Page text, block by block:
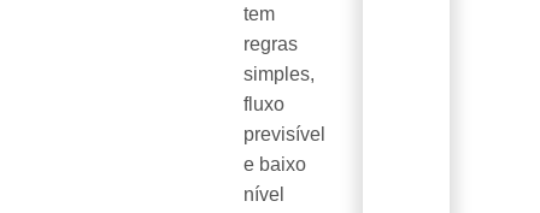
tem
regras
simples,
fluxo
previsível
e baixo
nível